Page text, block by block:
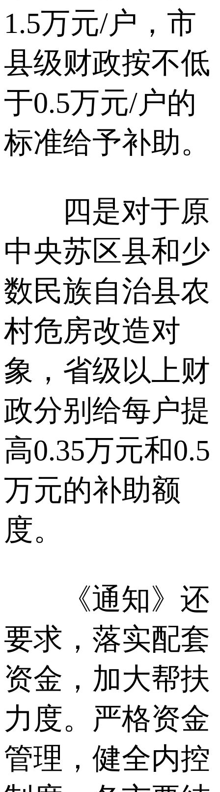
1.5万元/户，市
县级财政按不低
于0.5万元/户的
标准给予补助。
四是对于原
中央苏区县和少
数民族自治县农
村危房改造对
象，省级以上财
政分别给每户提
高0.35万元和0.5
万元的补助额
度。
《通知》还
要求，落实配套
资金，加大帮扶
力度。严格资金
管理，健全内控